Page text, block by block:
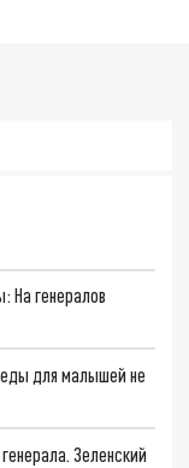
На генералов
для малышей не
Зеленский